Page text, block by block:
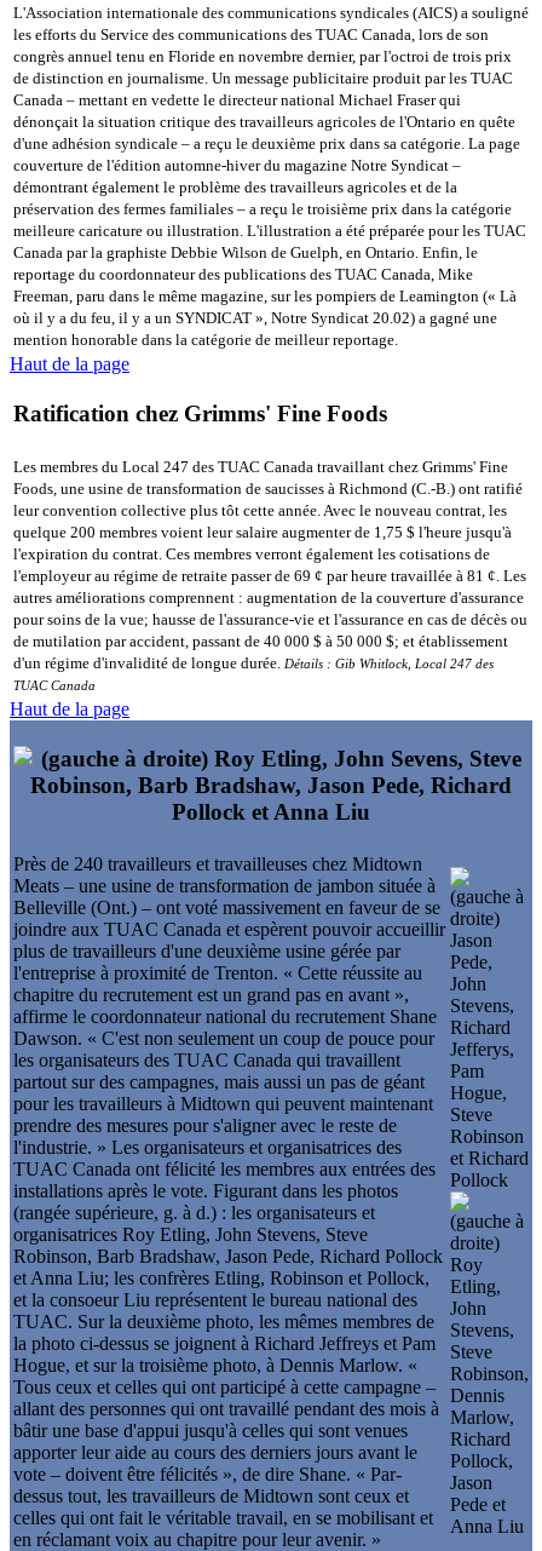
L'Association internationale des communications syndicales (AICS) a souligné
les efforts du Service des communications des TUAC Canada, lors de son
congrès annuel tenu en Floride en novembre dernier, par l'octroi de trois prix
de distinction en journalisme. Un message publicitaire produit par les TUAC
Canada – mettant en vedette le directeur national Michael Fraser qui
dénonçait la situation critique des travailleurs agricoles de l'Ontario en quête
d'une adhésion syndicale – a reçu le deuxième prix dans sa catégorie. La page
couverture de l'édition automne-hiver du magazine Notre Syndicat –
démontrant également le problème des travailleurs agricoles et de la
préservation des fermes familiales – a reçu le troisième prix dans la catégorie
meilleure caricature ou illustration. L'illustration a été préparée pour les TUAC
Canada par la graphiste Debbie Wilson de Guelph, en Ontario. Enfin, le
reportage du coordonnateur des publications des TUAC Canada, Mike
Freeman, paru dans le même magazine, sur les pompiers de Leamington (« Là
où il y a du feu, il y a un SYNDICAT », Notre Syndicat 20.02) a gagné une
mention honorable dans la catégorie de meilleur reportage.
Haut de la page
Ratification chez Grimms' Fine Foods
Les membres du Local 247 des TUAC Canada travaillant chez Grimms' Fine
Foods, une usine de transformation de saucisses à Richmond (C.-B.) ont ratifié
leur convention collective plus tôt cette année. Avec le nouveau contrat, les
quelque 200 membres voient leur salaire augmenter de 1,75 $ l'heure jusqu'à
l'expiration du contrat. Ces membres verront également les cotisations de
l'employeur au régime de retraite passer de 69 ¢ par heure travaillée à 81 ¢. Les
autres améliorations comprennent : augmentation de la couverture d'assurance
pour soins de la vue; hausse de l'assurance-vie et l'assurance en cas de décès ou
de mutilation par accident, passant de 40 000 $ à 50 000 $; et établissement
d'un régime d'invalidité de longue durée. Détails : Gib Whitlock, Local 247 des
TUAC Canada
Haut de la page
Près de 240 travailleurs et travailleuses chez Midtown
Meats – une usine de transformation de jambon située à
Belleville (Ont.) – ont voté massivement en faveur de se
joindre aux TUAC Canada et espèrent pouvoir accueillir
plus de travailleurs d'une deuxième usine gérée par
l'entreprise à proximité de Trenton. « Cette réussite au
chapitre du recrutement est un grand pas en avant »,
affirme le coordonnateur national du recrutement Shane
Dawson. « C'est non seulement un coup de pouce pour
les organisateurs des TUAC Canada qui travaillent
partout sur des campagnes, mais aussi un pas de géant
pour les travailleurs à Midtown qui peuvent maintenant
prendre des mesures pour s'aligner avec le reste de
l'industrie. » Les organisateurs et organisatrices des
TUAC Canada ont félicité les membres aux entrées des
installations après le vote. Figurant dans les photos
(rangée supérieure, g. à d.) : les organisateurs et
organisatrices Roy Etling, John Stevens, Steve
Robinson, Barb Bradshaw, Jason Pede, Richard Pollock
et Anna Liu; les confrères Etling, Robinson et Pollock,
et la consoeur Liu représentent le bureau national des
TUAC. Sur la deuxième photo, les mêmes membres de
la photo ci-dessus se joignent à Richard Jeffreys et Pam
Hogue, et sur la troisième photo, à Dennis Marlow. «
Tous ceux et celles qui ont participé à cette campagne –
allant des personnes qui ont travaillé pendant des mois à
bâtir une base d'appui jusqu'à celles qui sont venues
apporter leur aide au cours des derniers jours avant le
vote – doivent être félicités », de dire Shane. « Par-
dessus tout, les travailleurs de Midtown sont ceux et
celles qui ont fait le véritable travail, en se mobilisant et
en réclamant voix au chapitre pour leur avenir. »